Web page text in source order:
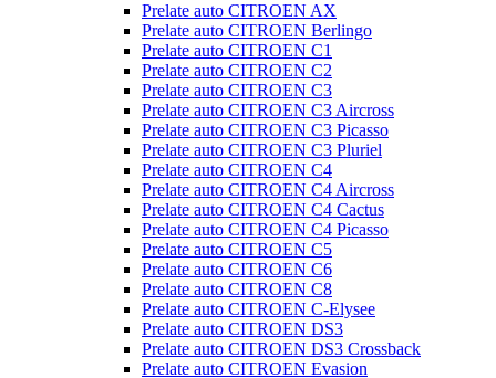
Prelate auto CITROEN AX
Prelate auto CITROEN Berlingo
Prelate auto CITROEN C1
Prelate auto CITROEN C2
Prelate auto CITROEN C3
Prelate auto CITROEN C3 Aircross
Prelate auto CITROEN C3 Picasso
Prelate auto CITROEN C3 Pluriel
Prelate auto CITROEN C4
Prelate auto CITROEN C4 Aircross
Prelate auto CITROEN C4 Cactus
Prelate auto CITROEN C4 Picasso
Prelate auto CITROEN C5
Prelate auto CITROEN C6
Prelate auto CITROEN C8
Prelate auto CITROEN C-Elysee
Prelate auto CITROEN DS3
Prelate auto CITROEN DS3 Crossback
Prelate auto CITROEN Evasion